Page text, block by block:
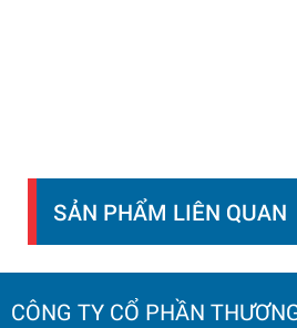
SẢN PHẨM LIÊN QUAN
CÔNG TY CỔ PHẦN